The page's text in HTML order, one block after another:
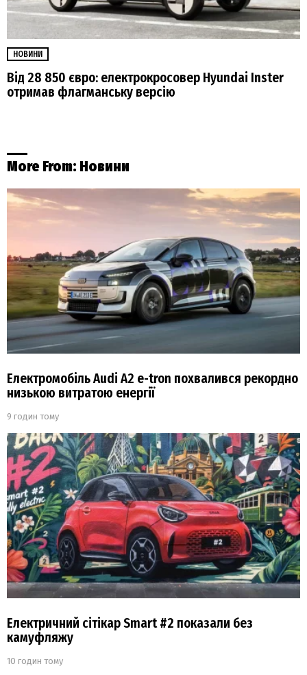
НОВИНИ
Від 28 850 євро: електрокросовер Hyundai Inster
отримав флагманську версію
More From: Новини
Електромобіль Audi A2 e-tron похвалився рекордно
низькою витратою енергії
9 годин тому
Електричний сітікар Smart #2 показали без
камуфляжу
10 годин тому